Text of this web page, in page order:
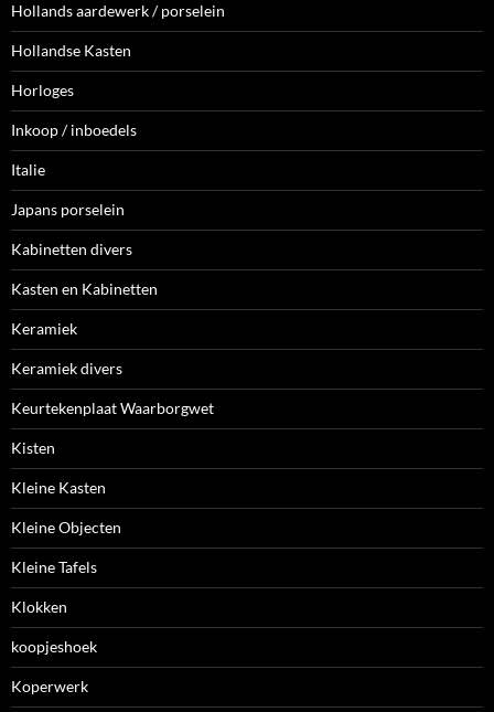
Hollands aardewerk / porselein
Hollandse Kasten
Horloges
Inkoop / inboedels
Italie
Japans porselein
Kabinetten divers
Kasten en Kabinetten
Keramiek
Keramiek divers
Keurtekenplaat Waarborgwet
Kisten
Kleine Kasten
Kleine Objecten
Kleine Tafels
Klokken
koopjeshoek
Koperwerk